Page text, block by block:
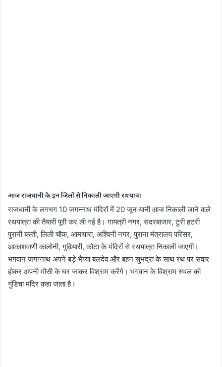
आज राजधानी के इन जिलों से निकाली जाएगी रथयात्रा
राजधानी के लगभग 10 जगन्नाथ मंदिरों में 20 जून यानी आज निकाली जाने वाले
रथयात्रा की तैयारी पूरी कर ली गई है। गायत्री नगर, सदरबाजार, टुरी हटरी
पुरानी बस्ती, लिली चौक, आमापारा, अश्विनी नगर, पुराना मंत्रालय परिसर,
आकाशवाणी कालोनी, गुढ़ियारी, कोटा के मंदिरों से रथयात्रा निकाली जाएगी।
भगवान जगन्नाथ अपने बड़े भैय्या बलदेव और बहन सुभद्रा के साथ रथ पर सवार
होकर अपनी मौसी के घर जाकर विश्राम करेंगे। भगवान के विश्राम स्थल को
गुंडिचा मंदिर कहा जाता है।